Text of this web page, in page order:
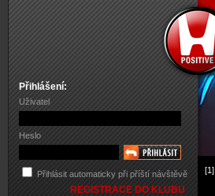
Přihlášení:
Uživatel
Heslo
Přihlásit automaticky při příští návštěvě
REGISTRACE DO KLUBU
[1]